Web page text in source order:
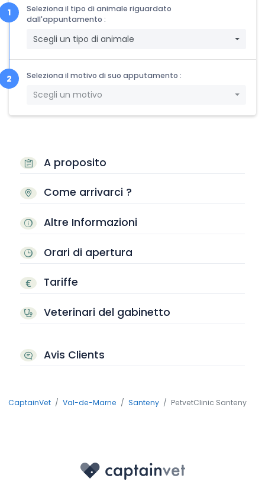
A proposito
Come arrivarci ?
Altre Informazioni
Orari di apertura
Tariffe
Veterinari del gabinetto
Avis Clients
Seleziona il tipo di animale riguardato
dall'appuntamento :
Scegli un tipo di animale
Seleziona il motivo di suo apputamento :
Scegli un motivo
CaptainVet Val-de-Marne Santeny PetvetClinic Santeny